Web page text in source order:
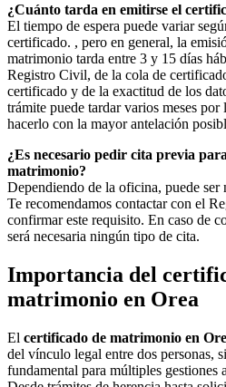
¿Cuánto tarda en emitirse el
El tiempo de espera puede variar
certificado. , pero en general, la
matrimonio tarda entre 3 y 15 días
Registro Civil, de la cola de
certificado y de la exactitud de los
trámite puede tardar varios meses
hacerlo con la mayor antelación
¿Es necesario pedir cita previa
matrimonio?
Dependiendo de la oficina, puede ser
Te recomendamos contactar con el
confirmar este requisito. En caso de
será necesaria ningún tipo de cita.
Importancia del
matrimonio en Orea
El certificado de matrimonio en
del vínculo legal entre dos personas,
fundamental para múltiples gestiones